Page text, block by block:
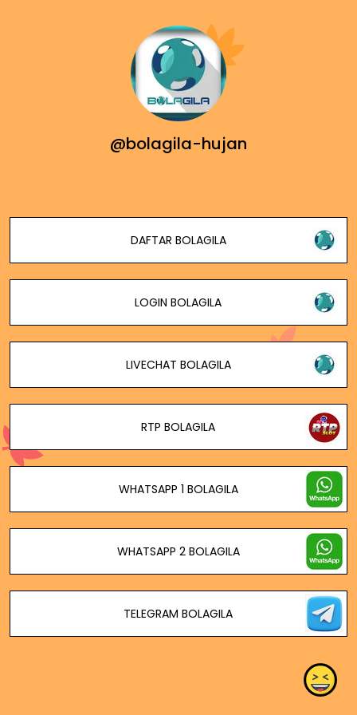
@bolagila-hujan
DAFTAR BOLAGILA
LOGIN BOLAGILA
LIVECHAT BOLAGILA
RTP BOLAGILA
WHATSAPP 1 BOLAGILA
WHATSAPP 2 BOLAGILA
TELEGRAM BOLAGILA